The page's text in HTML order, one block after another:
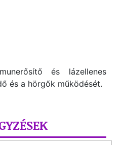
és lázellenes
és a hörgők működését.